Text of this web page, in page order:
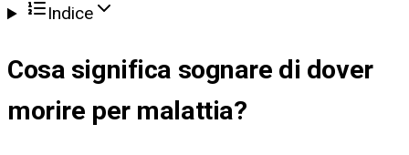
Indice
Cosa significa sognare di dover
morire per malattia?